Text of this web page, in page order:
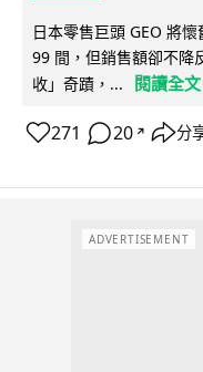
日本零售巨頭 GEO 將
99 間，但銷售額卻不降
收」奇蹟，...
閱讀全文
271 20 ↗ 分
ADVERTISEMENT